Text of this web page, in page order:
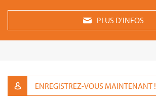
PLUS D'INFOS
ENREGISTREZ-VOUS MAINTENANT !